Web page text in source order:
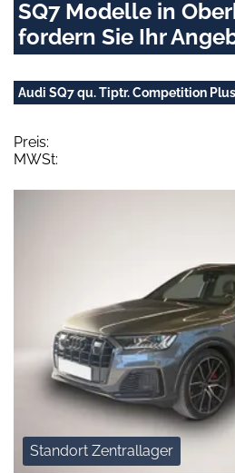
SQ7 Modelle in
fordern Sie Ihr
Audi SQ7 qu. Tiptr. Competition
Preis:
MWSt:
Standort Zentrallager